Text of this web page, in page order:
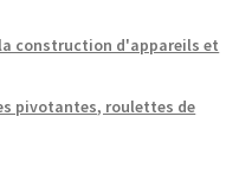
construction d'appareils et
pivotantes, roulettes de